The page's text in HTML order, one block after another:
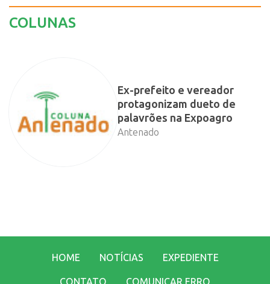
COLUNAS
Ex-prefeito e vereador
protagonizam dueto de
palavrões na Expoagro
Antenado
HOME NOTÍCIAS EXPEDIENTE